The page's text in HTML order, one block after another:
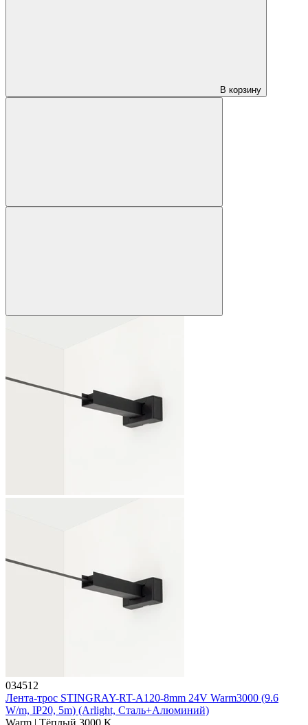
В корзину
034512
Лента-трос STINGRAY-RT-A120-8mm 24V Warm3000 (9.6
W/m, IP20, 5m) (Arlight, Сталь+Алюминий)